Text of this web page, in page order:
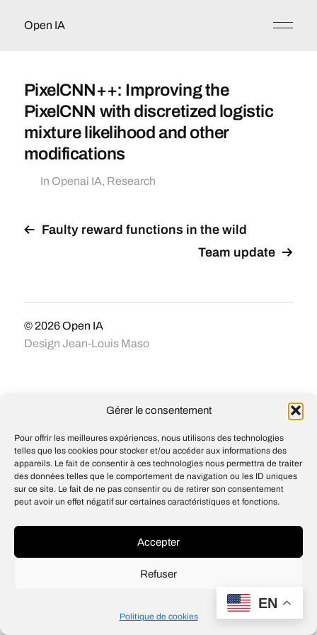
Gérer le consentement
Pour offrir les meilleures expériences, nous utilisons des technologies
telles que les cookies pour stocker et/ou accéder aux informations des
appareils. Le fait de consentir à ces technologies nous permettra de traiter
des données telles que le comportement de navigation ou les ID uniques
sur ce site. Le fait de ne pas consentir ou de retirer son consentement
peut avoir un effet négatif sur certaines caractéristiques et fonctions.
Accepter
Refuser
Politique de cookies
Open IA
PixelCNN++: Improving the
PixelCNN with discretized logistic
mixture likelihood and other
modifications
In Openai IA, Research
Faulty reward functions in the wild
Team update
© 2026Open IA
Design Jean-Louis Maso
EN